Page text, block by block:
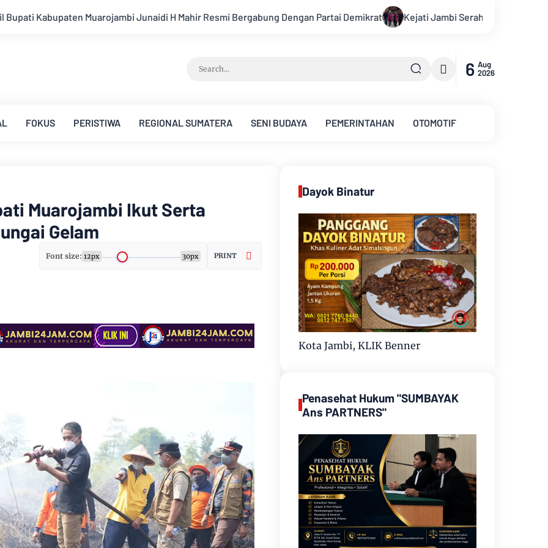
H Mahir Resmi Bergabung Dengan Partai Demikrat Kejati Jambi Serahkan Dua Tersangka Korupsi Pengadaan Tanah
6 Aug
2026
FOKUS PERISTIWA REGIONAL SUMATERA SENI BUDAYA PEMERINTAHAN OTOMOTIF
Muarojambi Ikut Serta
Gelam
Font size: 12px 30px PRINT
Dayok Binatur
Kota Jambi, KLIK Benner
Penasehat Hukum "SUMBAYAK
Ans PARTNERS"